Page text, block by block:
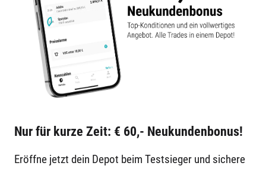
Nur für kurze Zeit: € 60,- Neukundenbonus!
Eröffne jetzt dein Depot beim Testsieger und sichere